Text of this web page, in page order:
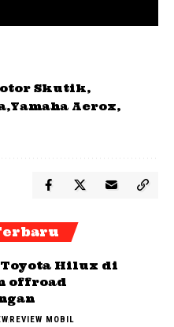
Skutik
Yamaha Aerox
Toyota Hilux di
offroad
REVIEW MOBIL